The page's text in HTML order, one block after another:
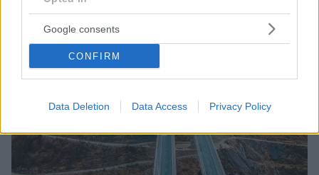
Google consents
CONFIRM
Data Deletion Data Access Privacy Policy